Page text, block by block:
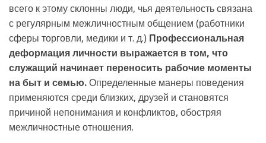
всего к этому склонны люди, чья деятельность связана
с регулярным межличностным общением (работники
сферы торговли, медики и т. д.) Профессиональная
деформация личности выражается в том, что
служащий начинает переносить рабочие моменты
на быт и семью. Определенные манеры поведения
применяются среди близких, друзей и становятся
причиной непонимания и конфликтов, обостряя
межличностные отношения.